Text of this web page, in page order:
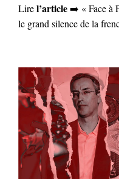
Lirel’article➡️ « Face à
le grand silence de la